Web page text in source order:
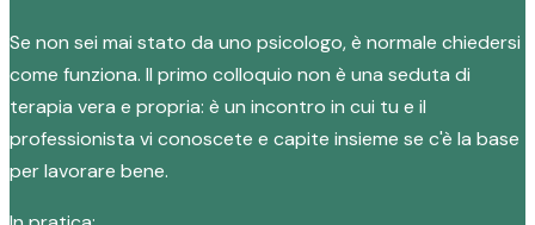
Se non sei mai stato da uno psicologo, è normale chiedersi
come funziona. Il primo colloquio non è una seduta di
terapia vera e propria: è un incontro in cui tu e il
professionista vi conoscete e capite insieme se c'è la base
per lavorare bene.